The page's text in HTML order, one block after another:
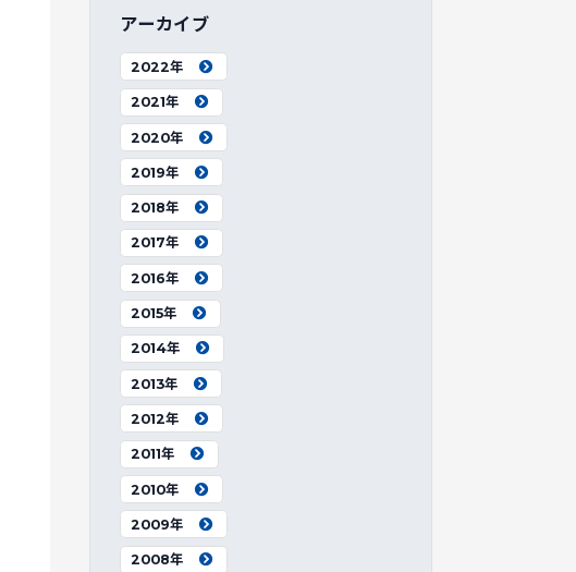
アーカイブ
2022年
2021年
2020年
2019年
2018年
2017年
2016年
2015年
2014年
2013年
2012年
2011年
2010年
2009年
2008年